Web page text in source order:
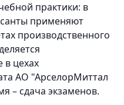
практики: в
применяют
производственного
в цехах
АО "АрселорМиттал
– сдача экзаменов.